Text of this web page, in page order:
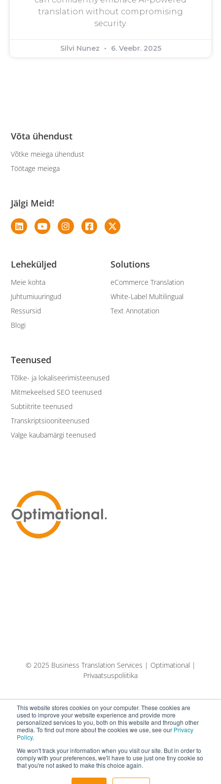
This website stores cookies on your computer. These cookies are
used to improve your website experience and provide more
personalized services to you, both on this website and through other
media. To find out more about the cookies we use, see our Privacy
Policy.
We won't track your information when you visit our site. But in order to
comply with your preferences, we'll have to use just one tiny cookie so
that you're not asked to make this choice again.
translation without compromising
security.
Silvi Nunez 6. Veebr. 2025
Teenused
Tõlke- ja lokaliseerimisteenused
Mitmekeelsed SEO teenused
Subtiitrite teenused
Transkriptsiooniteenused
Valge kaubamärgi teenused
Solutions
eCommerce Translation
White-Label Multilingual
Text Annotation
Leheküljed
Meie kohta
Juhtumiuuringud
Ressursid
Blogi
Võta ühendust
Võtke meiega ühendust
Töötage meiega
Jälgi Meid!
© 2025 Business Translation Services | Optimational |
Privaatsuspoliitika
Español Eesti keel (AI-tõlge)